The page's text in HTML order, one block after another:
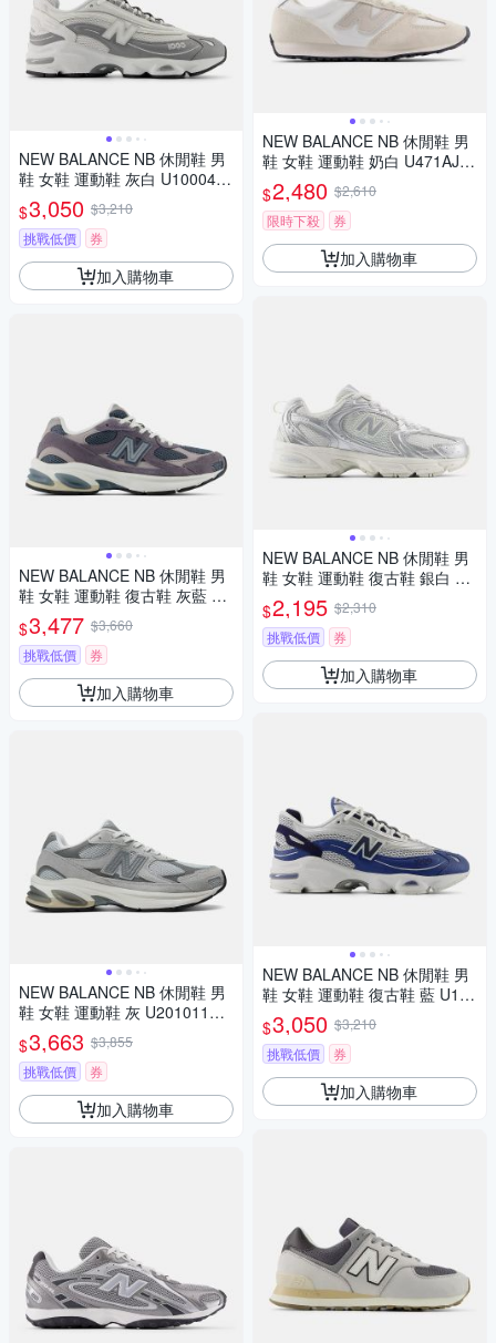
NEW BALANCE NB 休閒鞋 男
鞋 女鞋 運動鞋 灰白 U10004N
O-D楦
$3,050 $3,210
挑戰低價
券
加入購物車
NEW BALANCE NB 休閒鞋 男
鞋 女鞋 運動鞋 復古鞋 灰藍 U2
0107PT-D楦
$3,477 $3,660
挑戰低價
券
加入購物車
NEW BALANCE NB 休閒鞋 男
鞋 女鞋 運動鞋 灰 U201011N-
D楦
$3,663 $3,855
挑戰低價
券
加入購物車
NEW BALANCE NB 休閒鞋 男
鞋 女鞋 運動鞋 奶白 U471AJ-D
楦
$2,480 $2,610
限時下殺
券
加入購物車
NEW BALANCE NB 休閒鞋 男
鞋 女鞋 運動鞋 復古鞋 銀白 U5
303IR-D楦
$2,195 $2,310
挑戰低價
券
加入購物車
NEW BALANCE NB 休閒鞋 男
鞋 女鞋 運動鞋 復古鞋 藍 U100
01G2-D楦
$3,050 $3,210
挑戰低價
券
加入購物車